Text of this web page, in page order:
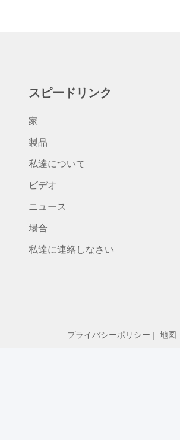
スピードリンク
家
製品
私達について
ビデオ
ニュース
場合
私達に連絡しなさい
プライバシーポリシー | 地図